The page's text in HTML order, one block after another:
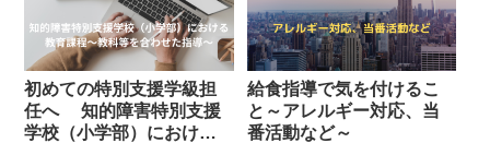
初めての特別支援学級担
任へ 知的障害特別支援
学校（小学部）における
給食指導で気を付けるこ
と～アレルギー対応、当
番活動など～